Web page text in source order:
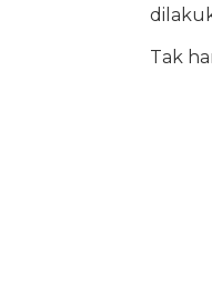
Tak